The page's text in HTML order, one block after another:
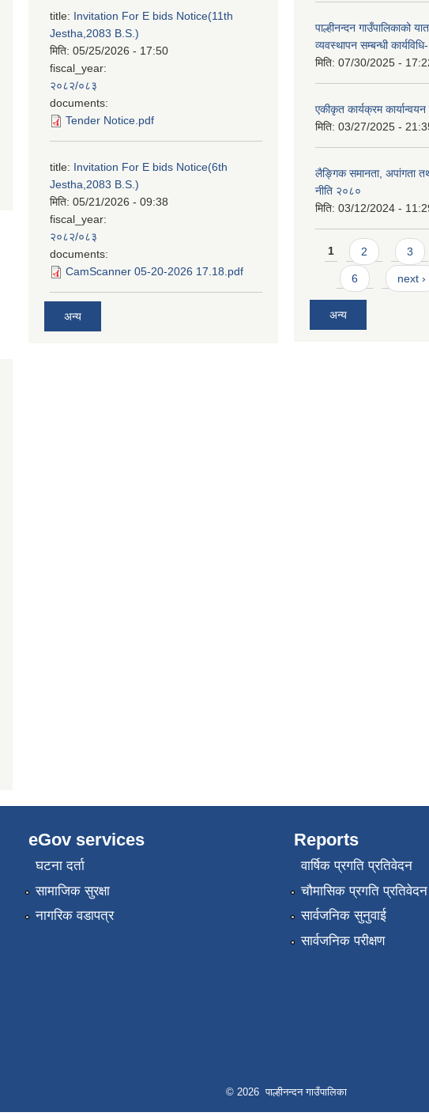
title: Invitation For E bids Notice(11th
Jestha,2083 B.S.)
मिति: 05/25/2026 - 17:50
fiscal_year:
२०८२/०८३
documents:
Tender Notice.pdf
title: Invitation For E bids Notice(6th
Jestha,2083 B.S.)
मिति: 05/21/2026 - 09:38
fiscal_year:
२०८२/०८३
documents:
CamScanner 05-20-2026 17.18.pdf
अन्य
पाल्हीनन्दन गाउँपालिकाको
व्यवस्थापन सम्बन्धी
मिति: 07/30/2025 -
एकीकृत कार्यक्रम कार्यान्वयन
मिति: 03/27/2025 -
लैङ्गिक समानता, अपांगता
नीति २०८०
मिति: 03/12/2024 -
Pages
1 2 3
6 next ›
अन्य
eGov services
घटना दर्ता
सामाजिक सुरक्षा
नागरिक वडापत्र
Reports
वार्षिक प्रगति प्रतिवेदन
चौमासिक प्रगति प्रतिवेदन
सार्वजनिक सुनुवाई
सार्वजनिक परीक्षण
© 2026 पाल्हीनन्दन गाउँपालिका